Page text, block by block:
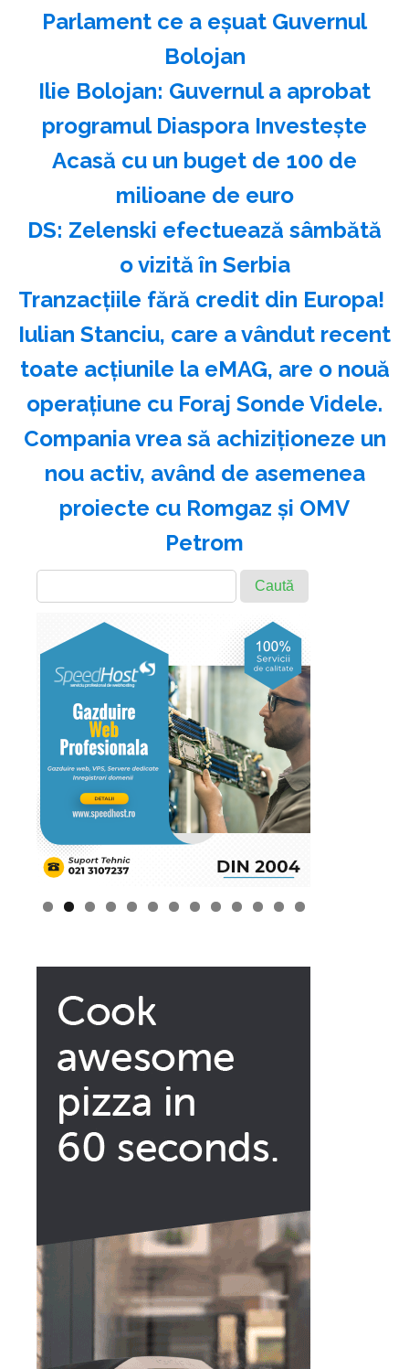
Parlament ce a eşuat Guvernul
Bolojan
Ilie Bolojan: Guvernul a aprobat
programul Diaspora Investeşte
Acasă cu un buget de 100 de
milioane de euro
DS: Zelenski efectuează sâmbătă
o vizită în Serbia
Tranzacțiile fără credit din Europa!
Iulian Stanciu, care a vândut recent
toate acțiunile la eMAG, are o nouă
operațiune cu Foraj Sonde Videle.
Compania vrea să achiziționeze un
nou activ, având de asemenea
proiecte cu Romgaz și OMV
Petrom